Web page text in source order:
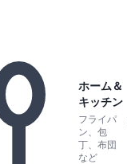
ホーム＆
キッチン
フライパ
ン、包
丁、布団
など